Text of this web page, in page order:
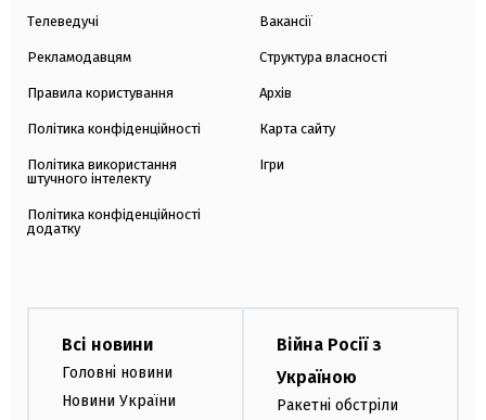
Телеведучі
Рекламодавцям
Правила користування
Політика конфіденційності
Політика використання
штучного інтелекту
Політика конфіденційності
додатку
Вакансії
Структура власності
Архів
Карта сайту
Ігри
Всі новини
Головні новини
Новини України
Війна Росії з
Україною
Ракетні обстріли